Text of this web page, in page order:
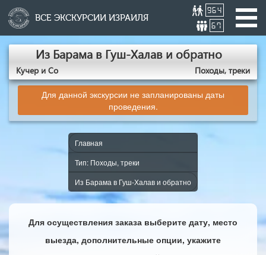
ВСЕ ЭКСКУРСИИ ИЗРАИЛЯ
964
67
Из Барама в Гуш-Халав и обратно
Кучер и Со Походы, треки
Для данной экскурсии не запланированы даты
проведения.
Главная
Тип: Походы, треки
Из Барама в Гуш-Халав и обратно
Для осуществления заказа выберите дату, место
выезда, дополнительные опции, укажите